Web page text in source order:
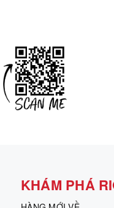
KHÁM PHÁ